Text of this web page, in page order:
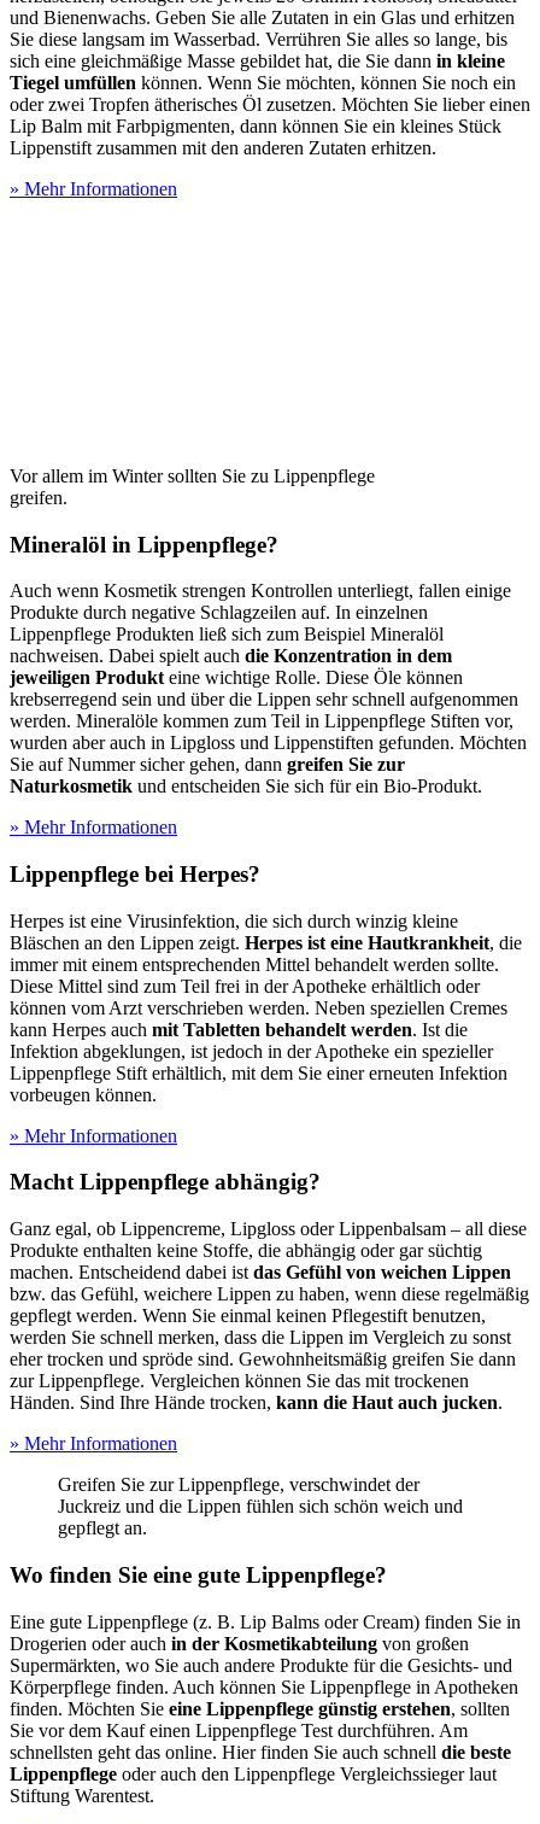
und Bienenwachs. Geben Sie alle Zutaten in ein Glas und erhitzen
Sie diese langsam im Wasserbad. Verrühren Sie alles so lange, bis
sich eine gleichmäßige Masse gebildet hat, die Sie dann in kleine
Tiegel umfüllen können. Wenn Sie möchten, können Sie noch ein
oder zwei Tropfen ätherisches Öl zusetzen. Möchten Sie lieber einen
Lip Balm mit Farbpigmenten, dann können Sie ein kleines Stück
Lippenstift zusammen mit den anderen Zutaten erhitzen.
» Mehr Informationen
Vor allem im Winter sollten Sie zu Lippenpflege
greifen.
Mineralöl in Lippenpflege?
Auch wenn Kosmetik strengen Kontrollen unterliegt, fallen einige
Produkte durch negative Schlagzeilen auf. In einzelnen
Lippenpflege Produkten ließ sich zum Beispiel Mineralöl
nachweisen. Dabei spielt auch die Konzentration in dem
jeweiligen Produkt eine wichtige Rolle. Diese Öle können
krebserregend sein und über die Lippen sehr schnell aufgenommen
werden. Mineralöle kommen zum Teil in Lippenpflege Stiften vor,
wurden aber auch in Lipgloss und Lippenstiften gefunden. Möchten
Sie auf Nummer sicher gehen, dann greifen Sie zur
Naturkosmetik und entscheiden Sie sich für ein Bio-Produkt.
» Mehr Informationen
Lippenpflege bei Herpes?
Herpes ist eine Virusinfektion, die sich durch winzig kleine
Bläschen an den Lippen zeigt. Herpes ist eine Hautkrankheit, die
immer mit einem entsprechenden Mittel behandelt werden sollte.
Diese Mittel sind zum Teil frei in der Apotheke erhältlich oder
können vom Arzt verschrieben werden. Neben speziellen Cremes
kann Herpes auch mit Tabletten behandelt werden. Ist die
Infektion abgeklungen, ist jedoch in der Apotheke ein spezieller
Lippenpflege Stift erhältlich, mit dem Sie einer erneuten Infektion
vorbeugen können.
» Mehr Informationen
Macht Lippenpflege abhängig?
Ganz egal, ob Lippencreme, Lipgloss oder Lippenbalsam – all diese
Produkte enthalten keine Stoffe, die abhängig oder gar süchtig
machen. Entscheidend dabei ist das Gefühl von weichen Lippen
bzw. das Gefühl, weichere Lippen zu haben, wenn diese regelmäßig
gepflegt werden. Wenn Sie einmal keinen Pflegestift benutzen,
werden Sie schnell merken, dass die Lippen im Vergleich zu sonst
eher trocken und spröde sind. Gewohnheitsmäßig greifen Sie dann
zur Lippenpflege. Vergleichen können Sie das mit trockenen
Händen. Sind Ihre Hände trocken, kann die Haut auch jucken.
» Mehr Informationen
Greifen Sie zur Lippenpflege, verschwindet der
Juckreiz und die Lippen fühlen sich schön weich und
gepflegt an.
Wo finden Sie eine gute Lippenpflege?
Eine gute Lippenpflege (z. B. Lip Balms oder Cream) finden Sie in
Drogerien oder auch in der Kosmetikabteilung von großen
Supermärkten, wo Sie auch andere Produkte für die Gesichts- und
Körperpflege finden. Auch können Sie Lippenpflege in Apotheken
finden. Möchten Sie eine Lippenpflege günstig erstehen, sollten
Sie vor dem Kauf einen Lippenpflege Test durchführen. Am
schnellsten geht das online. Hier finden Sie auch schnell die beste
Lippenpflege oder auch den Lippenpflege Vergleichssieger laut
Stiftung Warentest.